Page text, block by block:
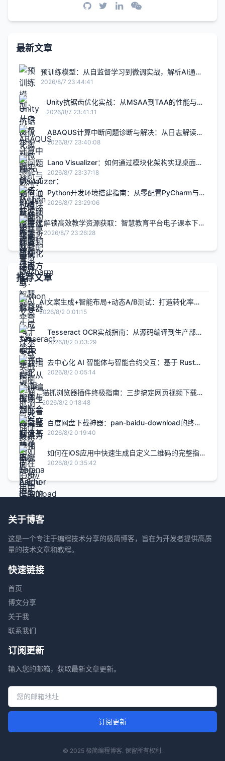
最新文章
预训练模型：从自监督学习到微调实战，解析AI通用
知识迁移的核心技术
2026/8/7 23:44:41
Unity抗锯齿优化实战：从MSAA到TAA的性能与画
质平衡指南
2026/8/7 23:41:11
ABAQUS计算中断问题诊断与解决：从日志解读到
模型优化全攻略
2026/8/7 23:40:08
Lano Visualizer：如何通过模块化架构实现桌面音
频可视化终极方案
2026/8/7 23:37:18
Python开发环境搭建指南：从零配置PyCharm与
Python解释器
2026/8/7 23:29:06
解锁高效教学资源获取：智慧教育平台电子课本下载
实战指南
2026/8/7 23:26:28
推荐文章
AI文案生成+智能布局+动态A/B测试：打造转化率提
升2.8倍的H5智能设计闭环，限免内测通道今日关闭
2026/8/2 0:01:15
Tesseract OCR实战指南：从源码编译到生产部署
的完整解决方案
2026/8/2 0:03:29
去中心化 AI 智能体与智能合约交互：基于 Rust
Solana Anchor 框架的链上 Agent 实战
2026/8/2 0:05:14
猫抓浏览器插件终极指南：三步搞定网页视频下载的
完整解决方案
2026/8/2 0:18:48
百度网盘下载神器：pan-baidu-download的终极
实战指南
2026/8/2 0:19:40
如何在iOS应用中快速生成自定义二维码的完整指
南
2026/8/2 0:35:42
关于博客
这是一个专注于编程技术分享的极简博客，旨在为开发者提供高质
量的技术文章和教程。
快速链接
首页
博文分享
关于我
联系我们
订阅更新
输入您的邮箱，获取最新文章更新。
邮箱地址
订阅更新
© 2025 极简编程博客. 保留所有权利.